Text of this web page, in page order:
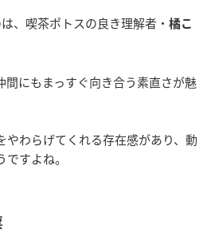
、喫茶ポトスの良き理解者・ 橘こ
間にもまっすぐ向き合う素直さが魅
やわらげてくれる存在感があり、動
すよね。